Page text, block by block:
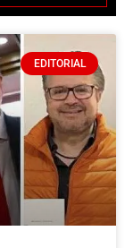
EDITORIAL